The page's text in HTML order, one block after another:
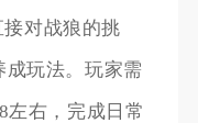
对战狼的挑
成玩法。玩家需
左右，完成日常